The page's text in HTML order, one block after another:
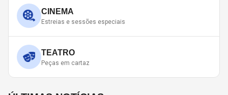
CINEMA
Estreias e sessões especiais
TEATRO
Peças em cartaz